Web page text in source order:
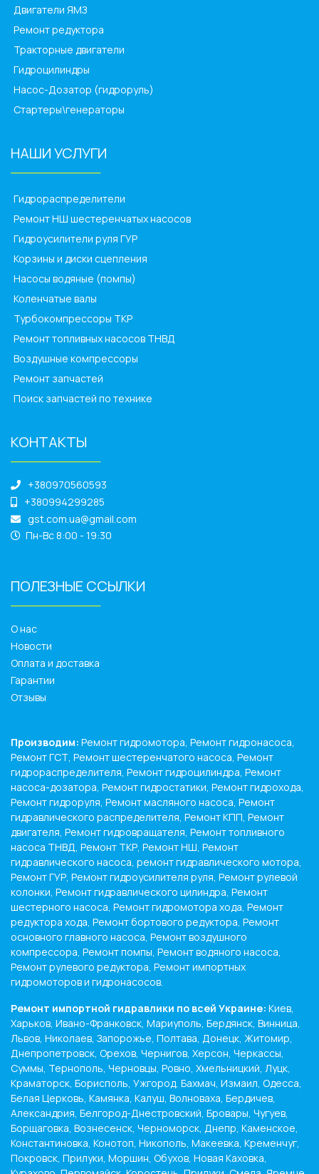
Двигатели ЯМЗ
Ремонт редуктора
Тракторные двигатели
Гидроцилиндры
Насос-Дозатор (гидроруль)
Стартеры\генераторы
НАШИ УСЛУГИ
Гидрораспределители
Ремонт НШ шестеренчатых насосов
Гидроусилители руля ГУР
Корзины и диски сцепления
Насосы водяные (помпы)
Коленчатые валы
Турбокомпрессоры ТКР
Ремонт топливных насосов ТНВД
Воздушные компрессоры
Ремонт запчастей
Поиск запчастей по технике
КОНТАКТЫ
+380970560593
+380994299285
gst.com.ua@gmail.com
Пн-Вс 8:00 - 19:30
ПОЛЕЗНЫЕ ССЫЛКИ
О нас
Новости
Оплата и доставка
Гарантии
Отзывы
Производим: Ремонт гидромотора, Ремонт гидронасоса,
Ремонт ГСТ, Ремонт шестеренчатого насоса, Ремонт
гидрораспределителя, Ремонт гидроцилиндра, Ремонт
насоса-дозатора, Ремонт гидростатики, Ремонт гидрохода,
Ремонт гидроруля, Ремонт масляного насоса, Ремонт
гидравлического распределителя, Ремонт КПП, Ремонт
двигателя, Ремонт гидровращателя, Ремонт топливного
насоса ТНВД, Ремонт ТКР, Ремонт НШ, Ремонт
гидравлического насоса, ремонт гидравлического мотора,
Ремонт ГУР, Ремонт гидроусилителя руля, Ремонт рулевой
колонки, Ремонт гидравлического цилиндра, Ремонт
шестерного насоса, Ремонт гидромотора хода, Ремонт
редуктора хода, Ремонт бортового редуктора, Ремонт
основного главного насоса, Ремонт воздушного
компрессора, Ремонт помпы, Ремонт водяного насоса,
Ремонт рулевого редуктора, Ремонт импортных
гидромоторов и гидронасосов.
Ремонт импортной гидравлики по всей Украине: Киев,
Харьков, Ивано-Франковск, Мариуполь, Бердянск, Винница,
Львов, Николаев, Запорожье, Полтава, Донецк, Житомир,
Днепропетровск, Орехов, Чернигов, Херсон, Черкассы,
Суммы, Тернополь, Черновцы, Ровно, Хмельницкий, Луцк,
Краматорск, Борисполь, Ужгород, Бахмач, Измаил, Одесса,
Белая Церковь, Камянка, Калуш, Волноваха, Бердичев,
Александрия, Белгород-Днестровский, Бровары, Чугуев,
Борщаговка, Вознесенск, Черноморск, Днепр, Каменское,
Константиновка, Конотоп, Никополь, Макеевка, Кременчуг,
Покровск, Прилуки, Моршин, Обухов, Новая Каховка,